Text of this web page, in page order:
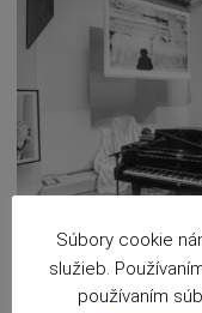
Súbory cookie
služieb.
používaním